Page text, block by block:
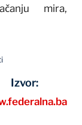
mira,
Izvor: